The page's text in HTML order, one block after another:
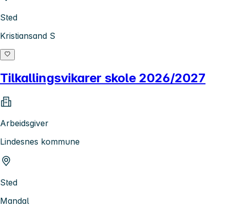
Sted
Kristiansand S
Tilkallingsvikarer skole 2026/2027
Arbeidsgiver
Lindesnes kommune
Sted
Mandal